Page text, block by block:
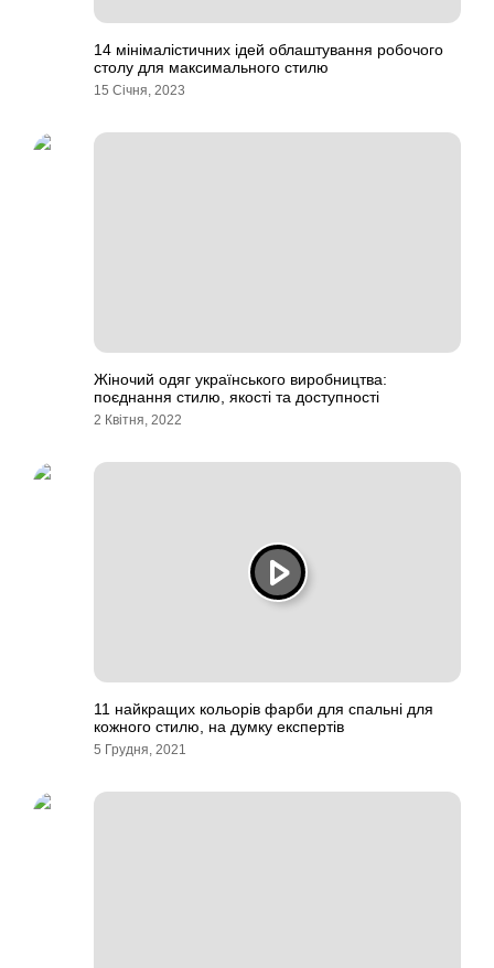
14 мінімалістичних ідей облаштування робочого
столу для максимального стилю
15 Січня, 2023
Жіночий одяг українського виробництва:
поєднання стилю, якості та доступності
2 Квітня, 2022
11 найкращих кольорів фарби для спальні для
кожного стилю, на думку експертів
5 Грудня, 2021